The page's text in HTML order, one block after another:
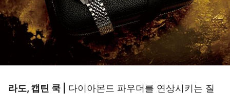
라도, 캡틴 쿡 | 다이아몬드 파우더를 연상시키는 질